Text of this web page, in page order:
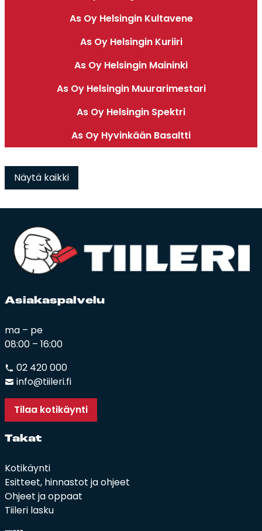
As Oy Helsingin Kultavene
As Oy Helsingin Kuriiri
As Oy Helsingin Maininki
As Oy Helsingin Muurarimestari
As Oy Helsingin Spektri
As Oy Hyvinkään Basaltti
Näytä kaikki
Asia­kas­pal­ve­lu
ma – pe
08:00 – 16:00
02 420 000
info@tiileri.fi
Tilaa kotikäynti
Ta­kat
Kotikäynti
Esitteet, hinnastot ja ohjeet
Ohjeet ja oppaat
Tiileri lasku